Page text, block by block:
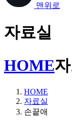
맨위로
자료실
HOME
HOME
자료실
손끝애